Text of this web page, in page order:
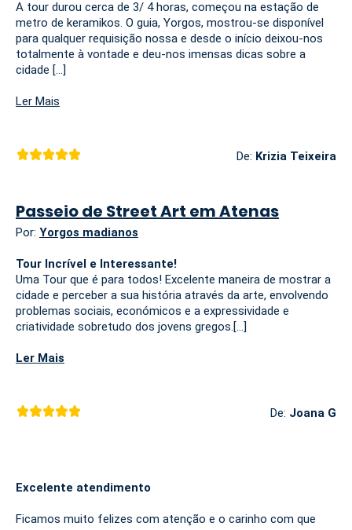
A tour durou cerca de 3/ 4 horas, começou na estação de
metro de keramikos. O guia, Yorgos, mostrou-se disponível
para qualquer requisição nossa e desde o início deixou-nos
totalmente à vontade e deu-nos imensas dicas sobre a
cidade [...]
Ler Mais
De: Krizia Teixeira
Passeio de Street Art em Atenas
Por: Yorgos madianos
Tour Incrível e Interessante!
Uma Tour que é para todos! Excelente maneira de mostrar a
cidade e perceber a sua história através da arte, envolvendo
problemas sociais, económicos e a expressividade e
criatividade sobretudo dos jovens gregos.[...]
Ler Mais
De: Joana G
Excelente atendimento
Ficamos muito felizes com atenção e o carinho com que